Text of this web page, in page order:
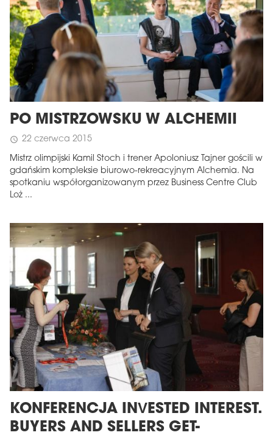
PO MISTRZOWSKU W ALCHEMII
schedule 22 czerwca 2015
Mistrz olimpijski Kamil Stoch i trener Apoloniusz Tajner gościli w
gdańskim kompleksie biurowo-rekreacyjnym Alchemia. Na
spotkaniu współorganizowanym przez Business Centre Club
Loż ...
KONFERENCJA INVESTED INTEREST.
BUYERS AND SELLERS GET-